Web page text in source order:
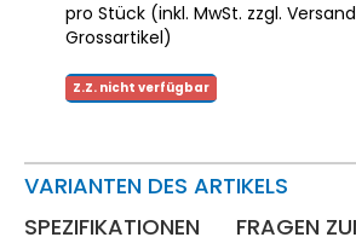
pro Stück (inkl. MwSt. zzgl.
Grossartikel)
Z.Z. nicht verfügbar
VARIANTEN DES ARTIKELS
SPEZIFIKATIONEN
FRAGEN